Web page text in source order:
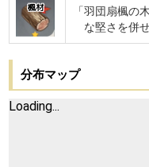
楓材
「羽団扇楓の
な堅さを併
分布マップ